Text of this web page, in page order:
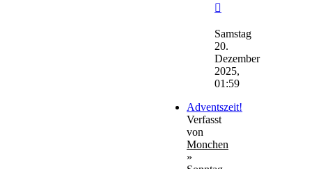
Beitrag
Samstag
20.
Dezember
2025,
01:59
Adventszeit!
Verfasst
von
Monchen
»